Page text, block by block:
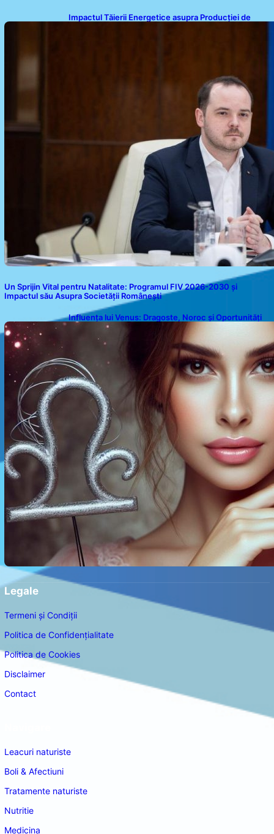
Impactul Tăierii Energetice asupra Producției de
Un Sprijin Vital pentru Natalitate: Programul FIV 2026-2030 și
Impactul său Asupra Societății Românești
Influența lui Venus: Dragoste, Noroc și Oportunități
pentru Tauri și Balanțe în Weekendul 8-9 August
Legale
Termeni și Condiții
Politica de Confidențialitate
Politica de Cookies
Disclaimer
Contact
Leacuri naturiste
Boli & Afectiuni
Tratamente naturiste
Nutritie
Medicina